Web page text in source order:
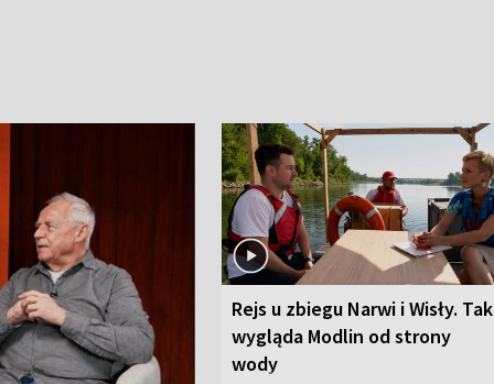
Rejs u zbiegu Narwi i Wisły. Tak
wygląda Modlin od strony
wody